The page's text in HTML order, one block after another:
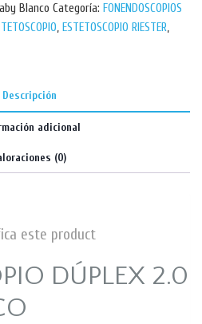
Blanco Categoría: FONENDOSCOPIOS
, ESTETOSCOPIO RIESTER,
Descripción
adicional
(0)
este product
DÚPLEX 2.0